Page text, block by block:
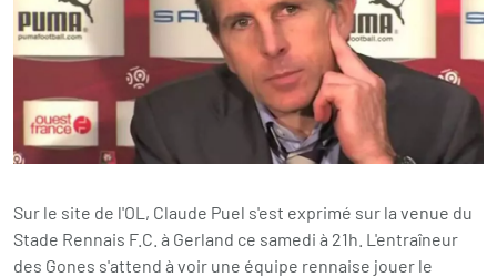
Sur le site de l'OL, Claude Puel s'est exprimé sur la venue du
Stade Rennais F.C. à Gerland ce samedi à 21h. L'entraîneur
des Gones s'attend à voir une équipe rennaise jouer le